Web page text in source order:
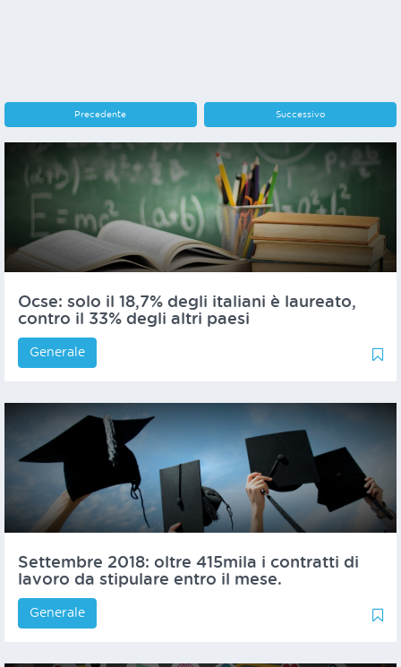
Precedente Successivo
Ocse: solo il 18,7% degli italiani è laureato,
contro il 33% degli altri paesi
00
Generale
Settembre 2018: oltre 415mila i contratti di
lavoro da stipulare entro il mese.
0
1
Generale